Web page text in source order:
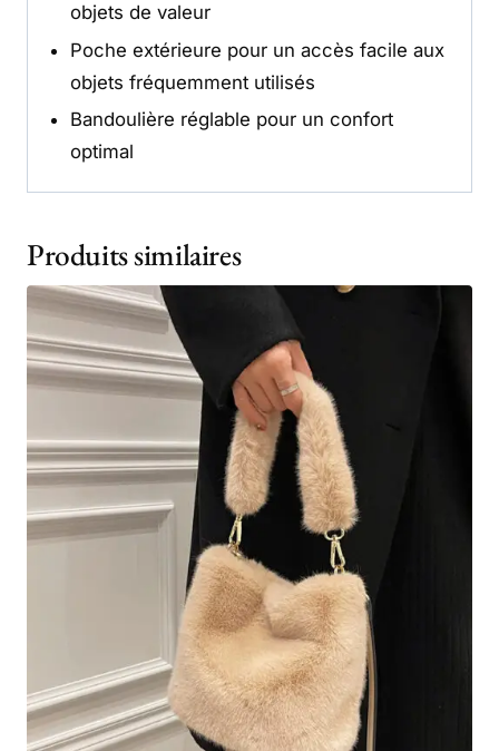
objets de valeur
Poche extérieure pour un accès facile aux
objets fréquemment utilisés
Bandoulière réglable pour un confort
optimal
Produits similaires